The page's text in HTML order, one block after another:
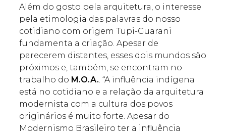
Além do gosto pela arquitetura, o interesse
pela etimologia das palavras do nosso
cotidiano com origem Tupi-Guarani
fundamenta a criação. Apesar de
parecerem distantes, esses dois mundos são
próximos e, também, se encontram no
trabalho do M.O.A.. “A influência indígena
está no cotidiano e a relação da arquitetura
modernista com a cultura dos povos
originários é muito forte. Apesar do
Modernismo Brasileiro ter a influência